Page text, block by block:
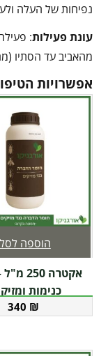
נפיחות של העלה
עונת פעילות:
מהאביב עד הסתיו
אפשרויות
אקטרה
כנימות
340 ₪
הוספה לסל